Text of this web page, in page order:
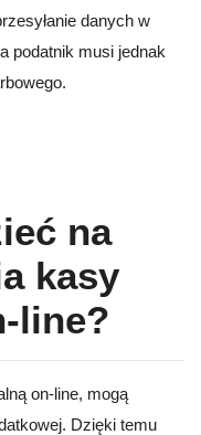
danych w
podatnik musi jednak
na
kasy
line?
on-line, mogą
Dzięki temu